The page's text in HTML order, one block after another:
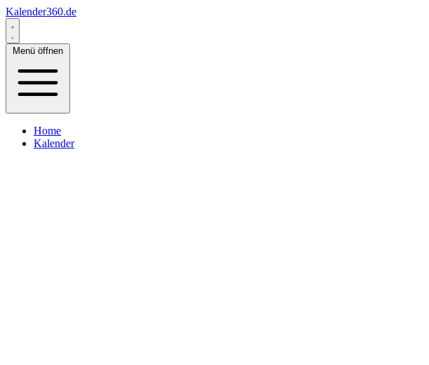
Kalender360.de
Menü öffnen
Home
Kalender